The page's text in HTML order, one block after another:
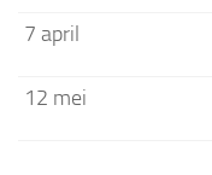
7 april
12 mei